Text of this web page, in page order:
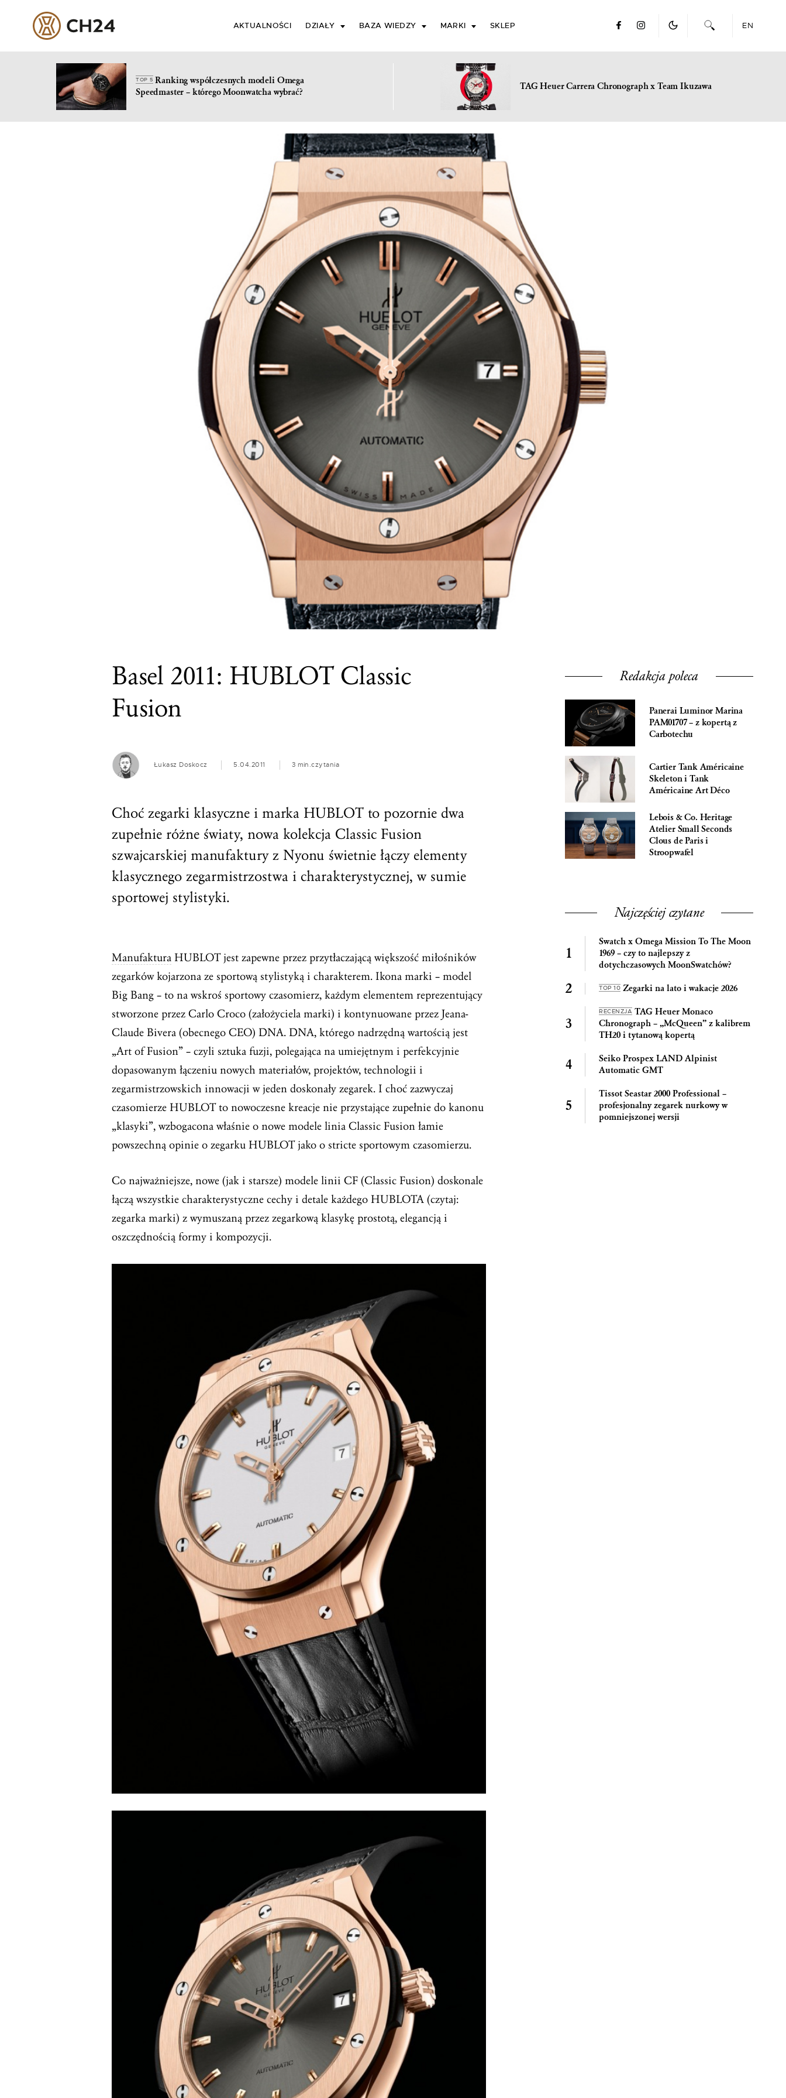
AKTUALNOŚCI DZIAŁY BAZA WIEDZY MARKI SKLEP EN
TOP 5Ranking współczesnych modeli Omega
Speedmaster – którego Moonwatcha wybrać?
TAG Heuer Carrera Chronograph x Team Ikuzawa
Basel 2011: HUBLOT Classic
Fusion
Łukasz Doskocz 5.04.2011 3 min.czytania
Choć zegarki klasyczne i marka HUBLOT to pozornie dwa
zupełnie różne światy, nowa kolekcja Classic Fusion
szwajcarskiej manufaktury z Nyonu świetnie łączy elementy
klasycznego zegarmistrzostwa i charakterystycznej, w sumie
sportowej stylistyki.
Manufaktura HUBLOT jest zapewne przez przytłaczającą większość miłośników
zegarków kojarzona ze sportową stylistyką i charakterem. Ikona marki – model
Big Bang – to na wskroś sportowy czasomierz, każdym elementem reprezentujący
stworzone przez Carlo Croco (założyciela marki) i kontynuowane przez Jeana-
Claude Bivera (obecnego CEO) DNA. DNA, którego nadrzędną wartością jest
„Art of Fusion” – czyli sztuka fuzji, polegająca na umiejętnym i perfekcyjnie
dopasowanym łączeniu nowych materiałów, projektów, technologii i
zegarmistrzowskich innowacji w jeden doskonały zegarek. I choć zazwyczaj
czasomierze HUBLOT to nowoczesne kreacje nie przystające zupełnie do kanonu
„klasyki”, wzbogacona właśnie o nowe modele linia Classic Fusion łamie
powszechną opinie o zegarku HUBLOT jako o stricte sportowym czasomierzu.
Co najważniejsze, nowe (jak i starsze) modele linii CF (Classic Fusion) doskonale
łączą wszystkie charakterystyczne cechy i detale każdego HUBLOTA (czytaj:
zegarka marki) z wymuszaną przez zegarkową klasykę prostotą, elegancją i
oszczędnością formy i kompozycji.
Redakcja poleca
Panerai Luminor Marina
PAM01707 – z kopertą z
Carbotechu
Cartier Tank Américaine
Skeleton i Tank
Américaine Art Déco
Lebois & Co. Heritage
Atelier Small Seconds
Clous de Paris i
Stroopwafel
Najczęściej czytane
Swatch x Omega Mission To The Moon
1969 – czy to najlepszy z
dotychczasowych MoonSwatchów?
TOP 10 Zegarki na lato i wakacje 2026
RECENZJA TAG Heuer Monaco
Chronograph – „McQueen” z kalibrem
TH20 i tytanową kopertą
Seiko Prospex LAND Alpinist
Automatic GMT
Tissot Seastar 2000 Professional –
profesjonalny zegarek nurkowy w
pomniejszonej wersji